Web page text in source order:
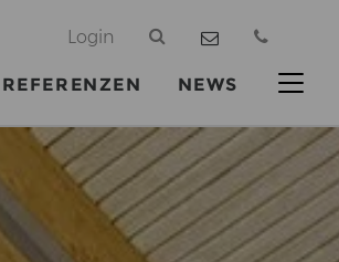
Login
REFERENZEN NEWS